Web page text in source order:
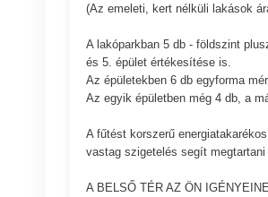
(Az emeleti, kert nélküli lakások
A lakóparkban 5 db - földszint
és 5. épület értékesítése is.
Az épületekben 6 db egyforma
Az egyik épületben még 4 db, a
A fűtést korszerű
vastag szigetelés segít
A BELSŐ TÉR AZ ÖN